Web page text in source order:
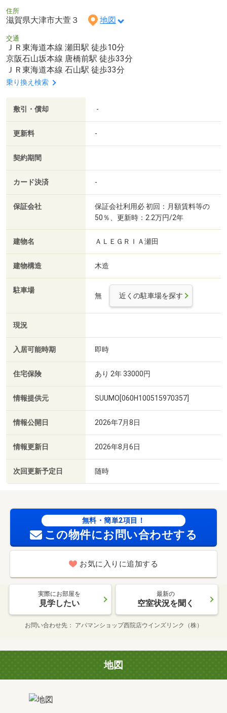
住所
滋賀県大津市大萱３ 地図
交通
ＪＲ東海道本線 瀬田駅 徒歩10分
京阪石山坂本線 唐橋前駅 徒歩33分
ＪＲ東海道本線 石山駅 徒歩33分
乗り換え検索
敷引・償却 -
更新料 -
契約期間
カード決済 -
保証会社
保証会社利用必 初回：月額賃料等の
50％、更新時：2.2万円/2年
建物名 ＡＬＥＧＲＩＡ瀬田
建物構造 木造
駐車場
無 近くの駐車場を探す
現況
入居可能時期 即時
住宅保険 あり 2年 33000円
情報提供元 SUUMO[060H100515970357]
情報公開日 2026年7月8日
情報更新日 2026年8月6日
次回更新予定日 随時
無料・簡単2項目！
この物件にお問い合わせする
お気に入りに追加する
実際にお部屋を
見学したい
最新の
空室状況を聞く
お問い合わせ先 アパマンショップ西院店ウインズリンク（株）
地図